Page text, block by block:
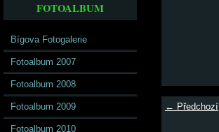
FOTOALBUM
Bígova Fotogalerie
Fotoalbum 2007
Fotoalbum 2008
Fotoalbum 2009
Fotoalbum 2010
← Předchozí